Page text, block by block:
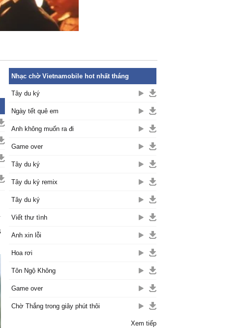
Nhạc chờ Vietnamobile hot nhất tháng
Tây du ký
Ngày tết quê em
Anh không muốn ra đi
Game over
Tây du ký
Tây du ký remix
Tây du ký
Viết thư tình
Anh xin lỗi
Hoa rơi
Tôn Ngộ Không
Game over
Chờ Thắng trong giây phút thôi
Xem tiếp